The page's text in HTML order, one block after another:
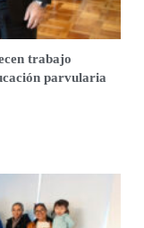
trabajo
parvularia